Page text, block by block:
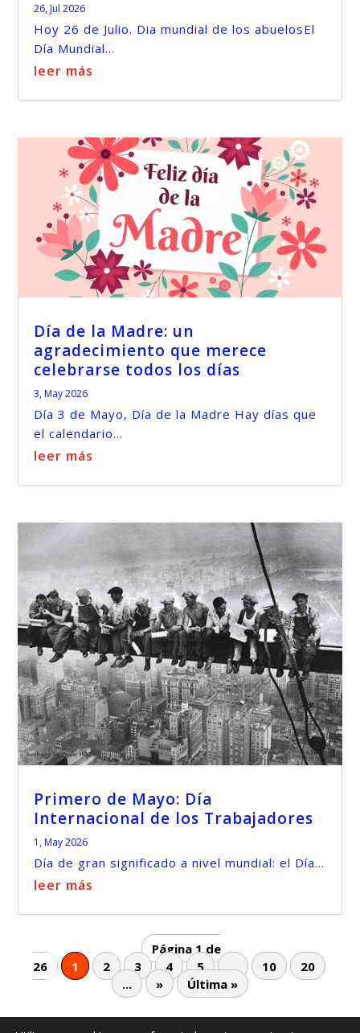
26, Jul 2026
Hoy 26 de Julio. Dia mundial de los abuelosEl
Día Mundial...
leer más
Día de la Madre: un
agradecimiento que merece
celebrarse todos los días
3, May 2026
Día 3 de Mayo, Día de la Madre Hay días que
el calendario...
leer más
Primero de Mayo: Día
Internacional de los Trabajadores
1, May 2026
Día de gran significado a nivel mundial: el Día...
leer más
Página 1 de
26
1 2 3 4 5 ... 10
20
...
» Última »